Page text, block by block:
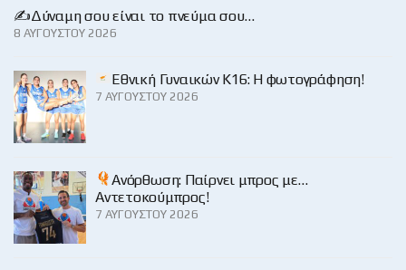
✍️Δύναμη σου είναι το πνεύμα σου…
8 ΑΥΓΟΎΣΤΟΥ 2026
Εθνική Γυναικών Κ16: Η φωτογράφηση!
7 ΑΥΓΟΎΣΤΟΥ 2026
Ανόρθωση: Παίρνει μπρος με…
Αντετοκούμπρος!
7 ΑΥΓΟΎΣΤΟΥ 2026